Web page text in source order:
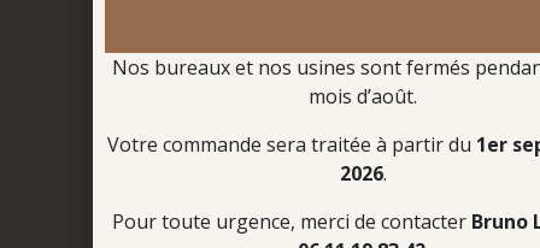
Boutique en ligne
Commandez votre litière
7J/7 – 24H/24
Nos bureaux et nos usines sont fermés
mois d’août.
Votre commande sera traitée à partir du 1er
2026.
Pour toute urgence, merci de contacter Bruno